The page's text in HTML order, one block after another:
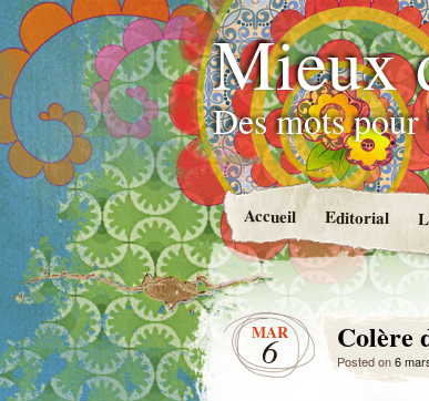
Mieux
Des mots
Accueil Editorial
MAR
6 Colère
Posted on6